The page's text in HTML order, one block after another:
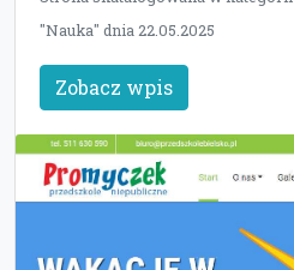
"Nauka" dnia 22.05.2025
Zobacz wpis